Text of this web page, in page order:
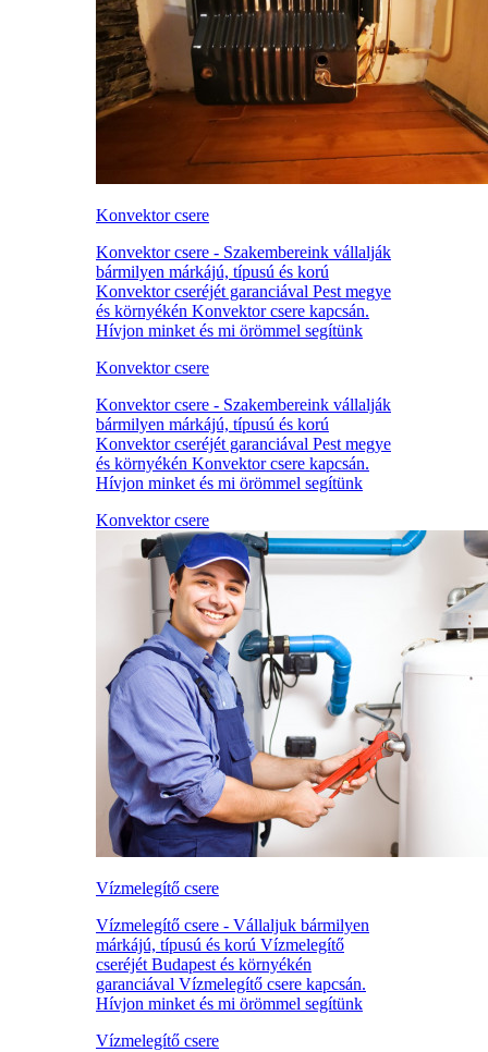
Konvektor csere
Konvektor csere - Szakembereink vállalják
bármilyen márkájú, típusú és korú
Konvektor cseréjét garanciával Pest megye
és környékén Konvektor csere kapcsán.
Hívjon minket és mi örömmel segítünk
Konvektor csere
Konvektor csere - Szakembereink vállalják
bármilyen márkájú, típusú és korú
Konvektor cseréjét garanciával Pest megye
és környékén Konvektor csere kapcsán.
Hívjon minket és mi örömmel segítünk
Konvektor csere
Vízmelegítő csere
Vízmelegítő csere - Vállaljuk bármilyen
márkájú, típusú és korú Vízmelegítő
cseréjét Budapest és környékén
garanciával Vízmelegítő csere kapcsán.
Hívjon minket és mi örömmel segítünk
Vízmelegítő csere